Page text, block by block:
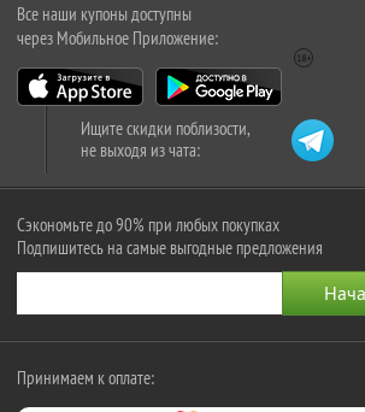
Все наши купоны доступны
через Мобильное Приложение:
Ищите скидки поблизости,
не выходя из чата:
Сэкономьте до 90% при любых покупках
Подпишитесь на самые выгодные предложения
Принимаем к оплате: